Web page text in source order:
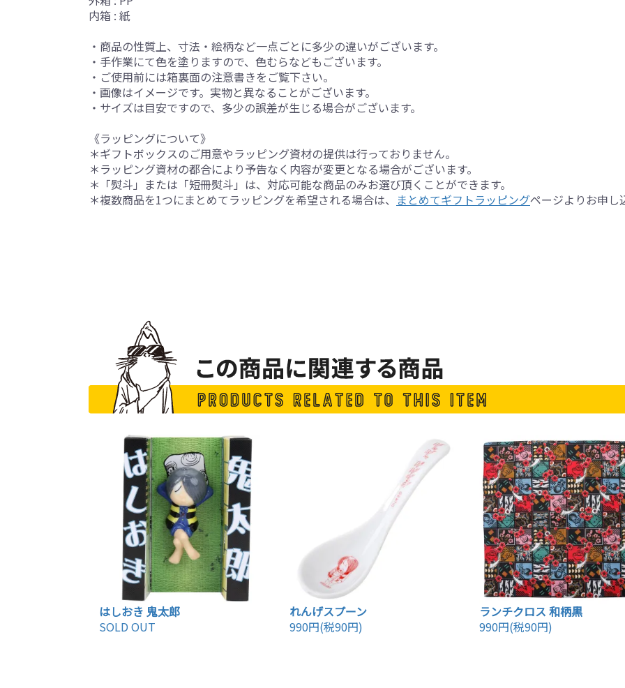
内箱 : 紙
・商品の性質上、寸法・絵柄など一点ごとに多少の違いがございます。
・手作業にて色を塗りますので、色むらなどもございます。
・ご使用前には箱裏面の注意書きをご覧下さい。
・画像はイメージです。実物と異なることがございます。
・サイズは目安ですので、多少の誤差が生じる場合がございます。
《ラッピングについて》
＊ギフトボックスのご用意やラッピング資材の提供は行っておりません。
＊ラッピング資材の都合により予告なく内容が変更となる場合がございます。
＊「熨斗」または「短冊熨斗」は、対応可能な商品のみお選び頂くことができます。
＊複数商品を1つにまとめてラッピングを希望される場合は、 まとめてギフトラッピングページよりお申し
はしおき 鬼太郎
SOLD OUT
れんげスプーン
990円(税90円)
ランチクロス 和柄黒
990円(税90円)